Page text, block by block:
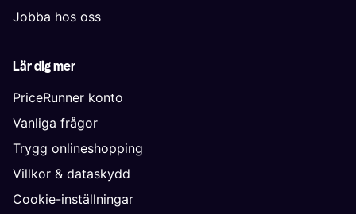
Jobba hos oss
Lär dig mer
PriceRunner konto
Vanliga frågor
Trygg onlineshopping
Villkor & dataskydd
Cookie-inställningar